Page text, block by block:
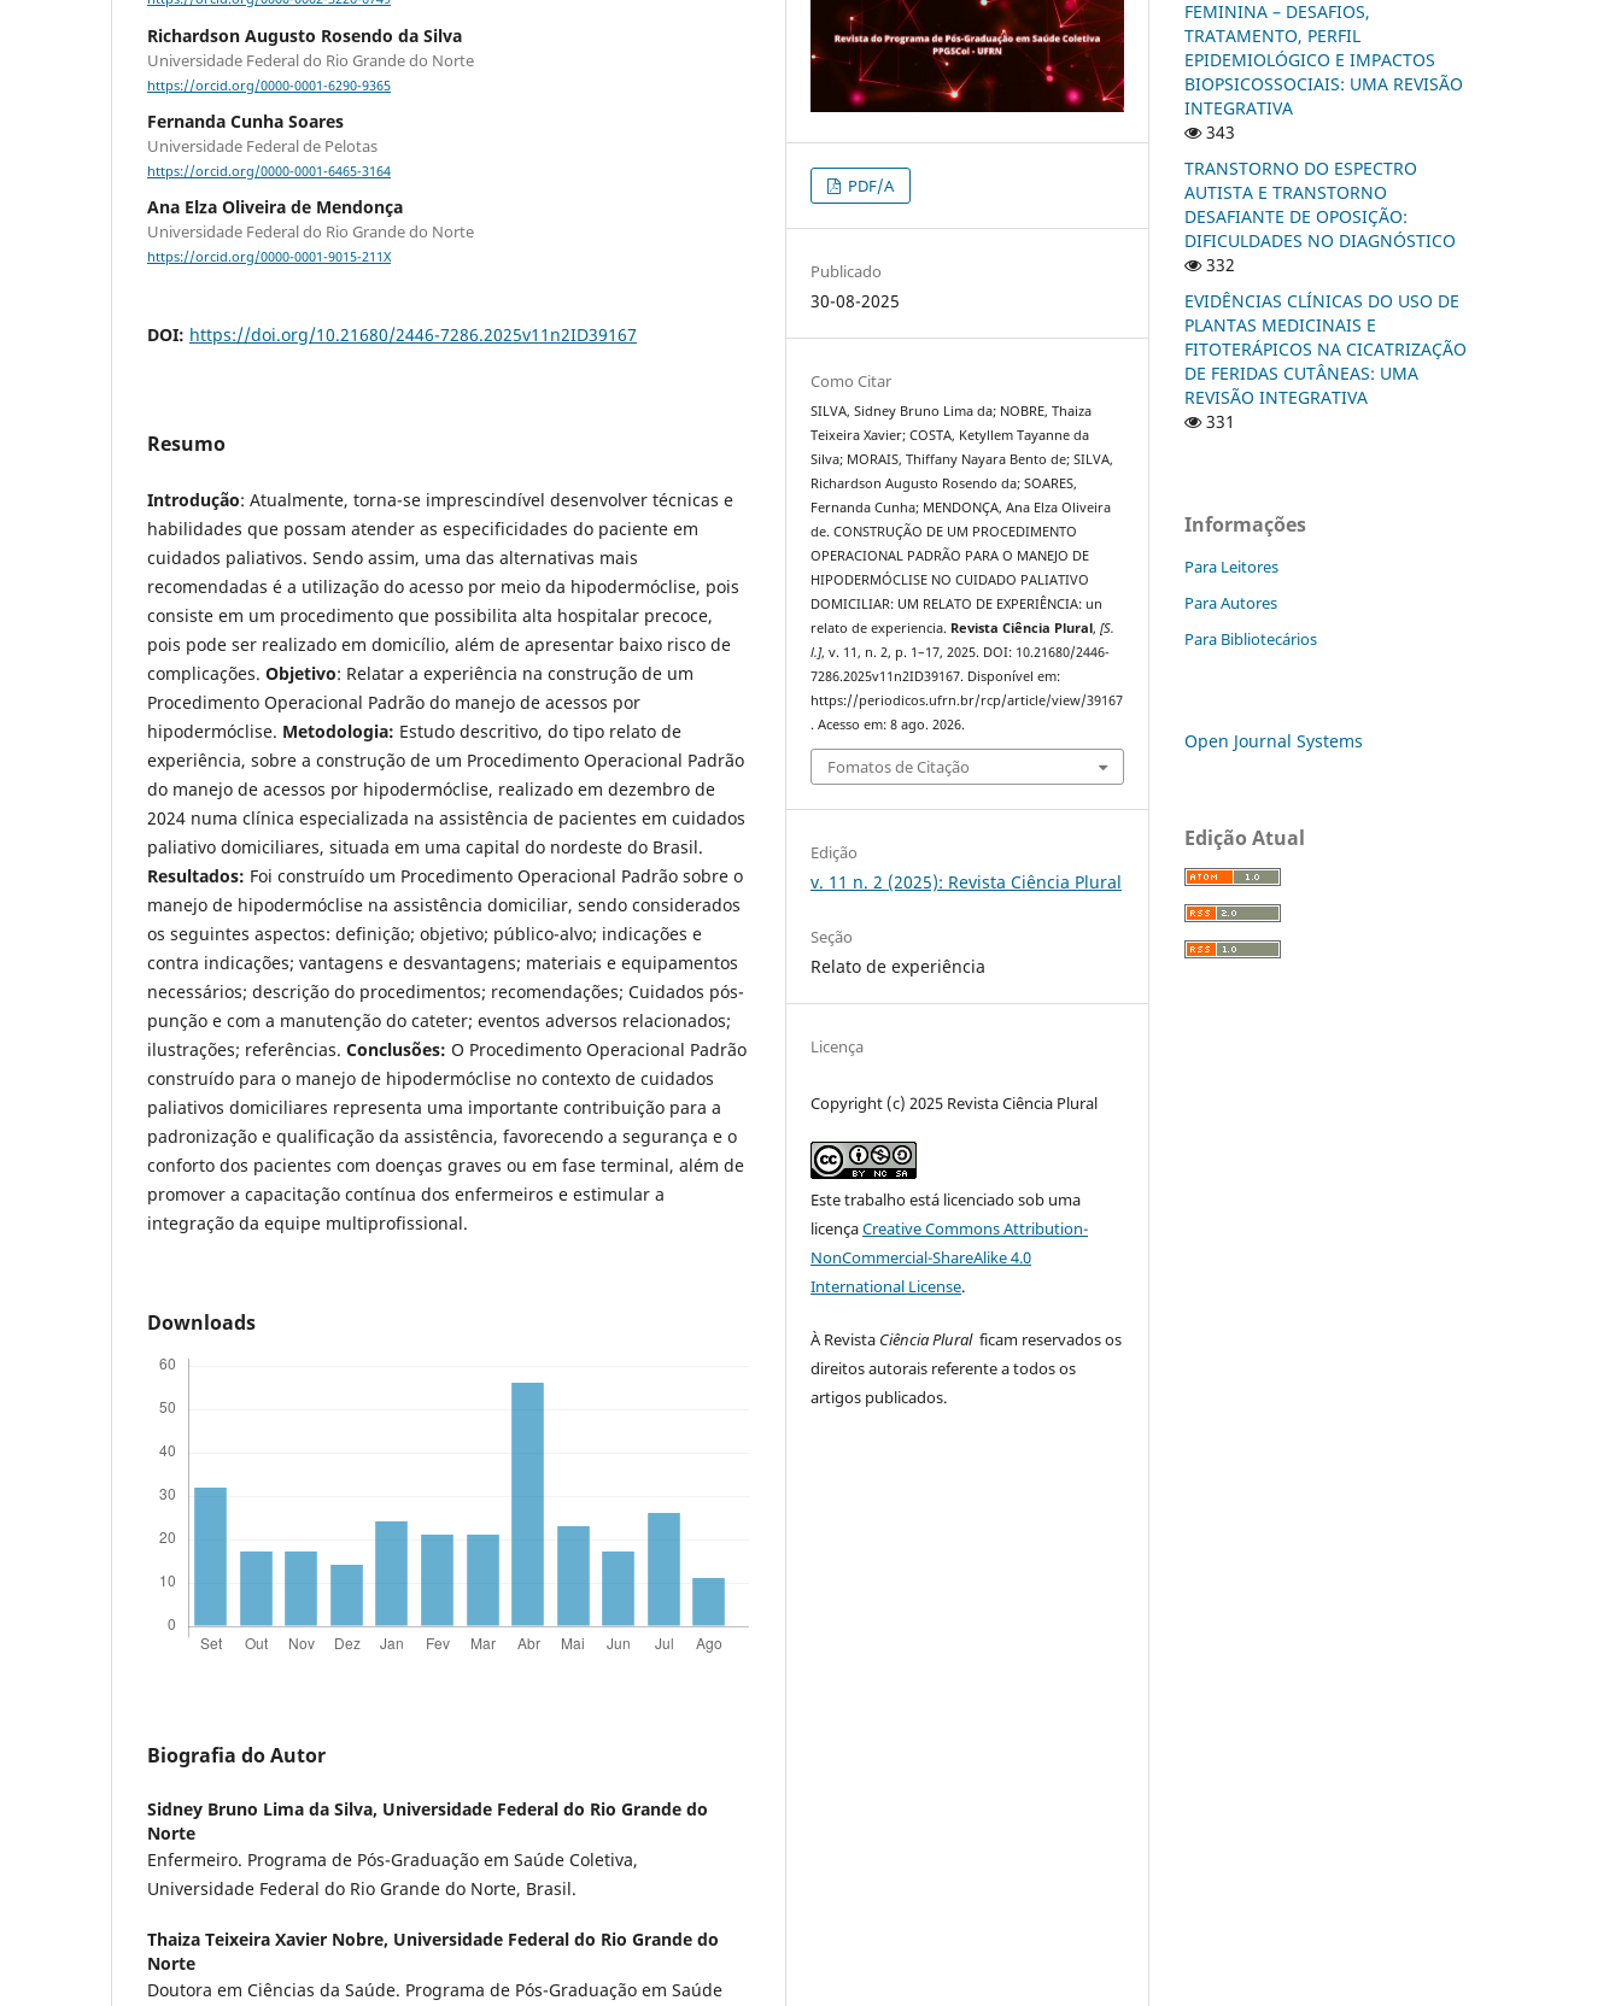
Richardson Augusto Rosendo da Silva
Universidade Federal do Rio Grande do Norte
https://orcid.org/0000-0001-6290-9365
Fernanda Cunha Soares
Universidade Federal de Pelotas
https://orcid.org/0000-0001-6465-3164
Ana Elza Oliveira de Mendonça
Universidade Federal do Rio Grande do Norte
https://orcid.org/0000-0001-9015-211X
DOI: https://doi.org/10.21680/2446-7286.2025v11n2ID39167
Resumo
Introdução: Atualmente, torna-se imprescindível desenvolver técnicas e
habilidades que possam atender as especificidades do paciente em
cuidados paliativos. Sendo assim, uma das alternativas mais
recomendadas é a utilização do acesso por meio da hipodermóclise, pois
consiste em um procedimento que possibilita alta hospitalar precoce,
pois pode ser realizado em domicílio, além de apresentar baixo risco de
complicações. Objetivo: Relatar a experiência na construção de um
Procedimento Operacional Padrão do manejo de acessos por
hipodermóclise. Metodologia: Estudo descritivo, do tipo relato de
experiência, sobre a construção de um Procedimento Operacional Padrão
do manejo de acessos por hipodermóclise, realizado em dezembro de
2024 numa clínica especializada na assistência de pacientes em cuidados
paliativo domiciliares, situada em uma capital do nordeste do Brasil.
Resultados: Foi construído um Procedimento Operacional Padrão sobre o
manejo de hipodermóclise na assistência domiciliar, sendo considerados
os seguintes aspectos: definição; objetivo; público-alvo; indicações e
contra indicações; vantagens e desvantagens; materiais e equipamentos
necessários; descrição do procedimentos; recomendações; Cuidados pós-
punção e com a manutenção do cateter; eventos adversos relacionados;
ilustrações; referências. Conclusões: O Procedimento Operacional Padrão
construído para o manejo de hipodermóclise no contexto de cuidados
paliativos domiciliares representa uma importante contribuição para a
padronização e qualificação da assistência, favorecendo a segurança e o
conforto dos pacientes com doenças graves ou em fase terminal, além de
promover a capacitação contínua dos enfermeiros e estimular a
integração da equipe multiprofissional.
Downloads
Biografia do Autor
Sidney Bruno Lima da Silva, Universidade Federal do Rio Grande do
Norte
Enfermeiro. Programa de Pós-Graduação em Saúde Coletiva,
Universidade Federal do Rio Grande do Norte, Brasil.
Thaiza Teixeira Xavier Nobre, Universidade Federal do Rio Grande do
Norte
Doutora em Ciências da Saúde. Programa de Pós-Graduação em Saúde
PDF/A
Publicado
30-08-2025
Como Citar
SILVA, Sidney Bruno Lima da; NOBRE, Thaiza
Teixeira Xavier; COSTA, Ketyllem Tayanne da
Silva; MORAIS, Thiffany Nayara Bento de; SILVA,
Richardson Augusto Rosendo da; SOARES,
Fernanda Cunha; MENDONÇA, Ana Elza Oliveira
de. CONSTRUÇÃO DE UM PROCEDIMENTO
OPERACIONAL PADRÃO PARA O MANEJO DE
HIPODERMÓCLISE NO CUIDADO PALIATIVO
DOMICILIAR: UM RELATO DE EXPERIÊNCIA: un
relato de experiencia. Revista Ciência Plural,[S.
l.], v. 11, n. 2, p. 1–17, 2025. DOI: 10.21680/2446-
7286.2025v11n2ID39167. Disponível em:
https://periodicos.ufrn.br/rcp/article/view/39167
. Acesso em: 8 ago. 2026.
Fomatos de Citação
Edição
v. 11 n. 2 (2025): Revista Ciência Plural
Seção
Relato de experiência
Licença
Copyright (c) 2025 Revista Ciência Plural
Este trabalho está licenciado sob uma
licençaCreative Commons Attribution-
NonCommercial-ShareAlike 4.0
International License.
À Revista Ciência Pluralficam reservados os
direitos autorais referente a todos os
artigos publicados.
FEMININA – DESAFIOS,
TRATAMENTO, PERFIL
EPIDEMIOLÓGICO E IMPACTOS
BIOPSICOSSOCIAIS: UMA REVISÃO
INTEGRATIVA
343
TRANSTORNO DO ESPECTRO
AUTISTA E TRANSTORNO
DESAFIANTE DE OPOSIÇÃO:
DIFICULDADES NO DIAGNÓSTICO
332
EVIDÊNCIAS CLÍNICAS DO USO DE
PLANTAS MEDICINAIS E
FITOTERÁPICOS NA CICATRIZAÇÃO
DE FERIDAS CUTÂNEAS: UMA
REVISÃO INTEGRATIVA
331
Informações
Para Leitores
Para Autores
Para Bibliotecários
Open Journal Systems
Edição Atual